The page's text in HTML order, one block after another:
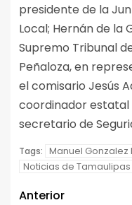
presidente de la
Local; Hernán de la
Supremo Tribunal
Peñaloza, en
el comisario Jesús
coordinador estatal
secretario de
Tags: Manuel Gonzalez
Noticias de Tamaulipas
Anterior